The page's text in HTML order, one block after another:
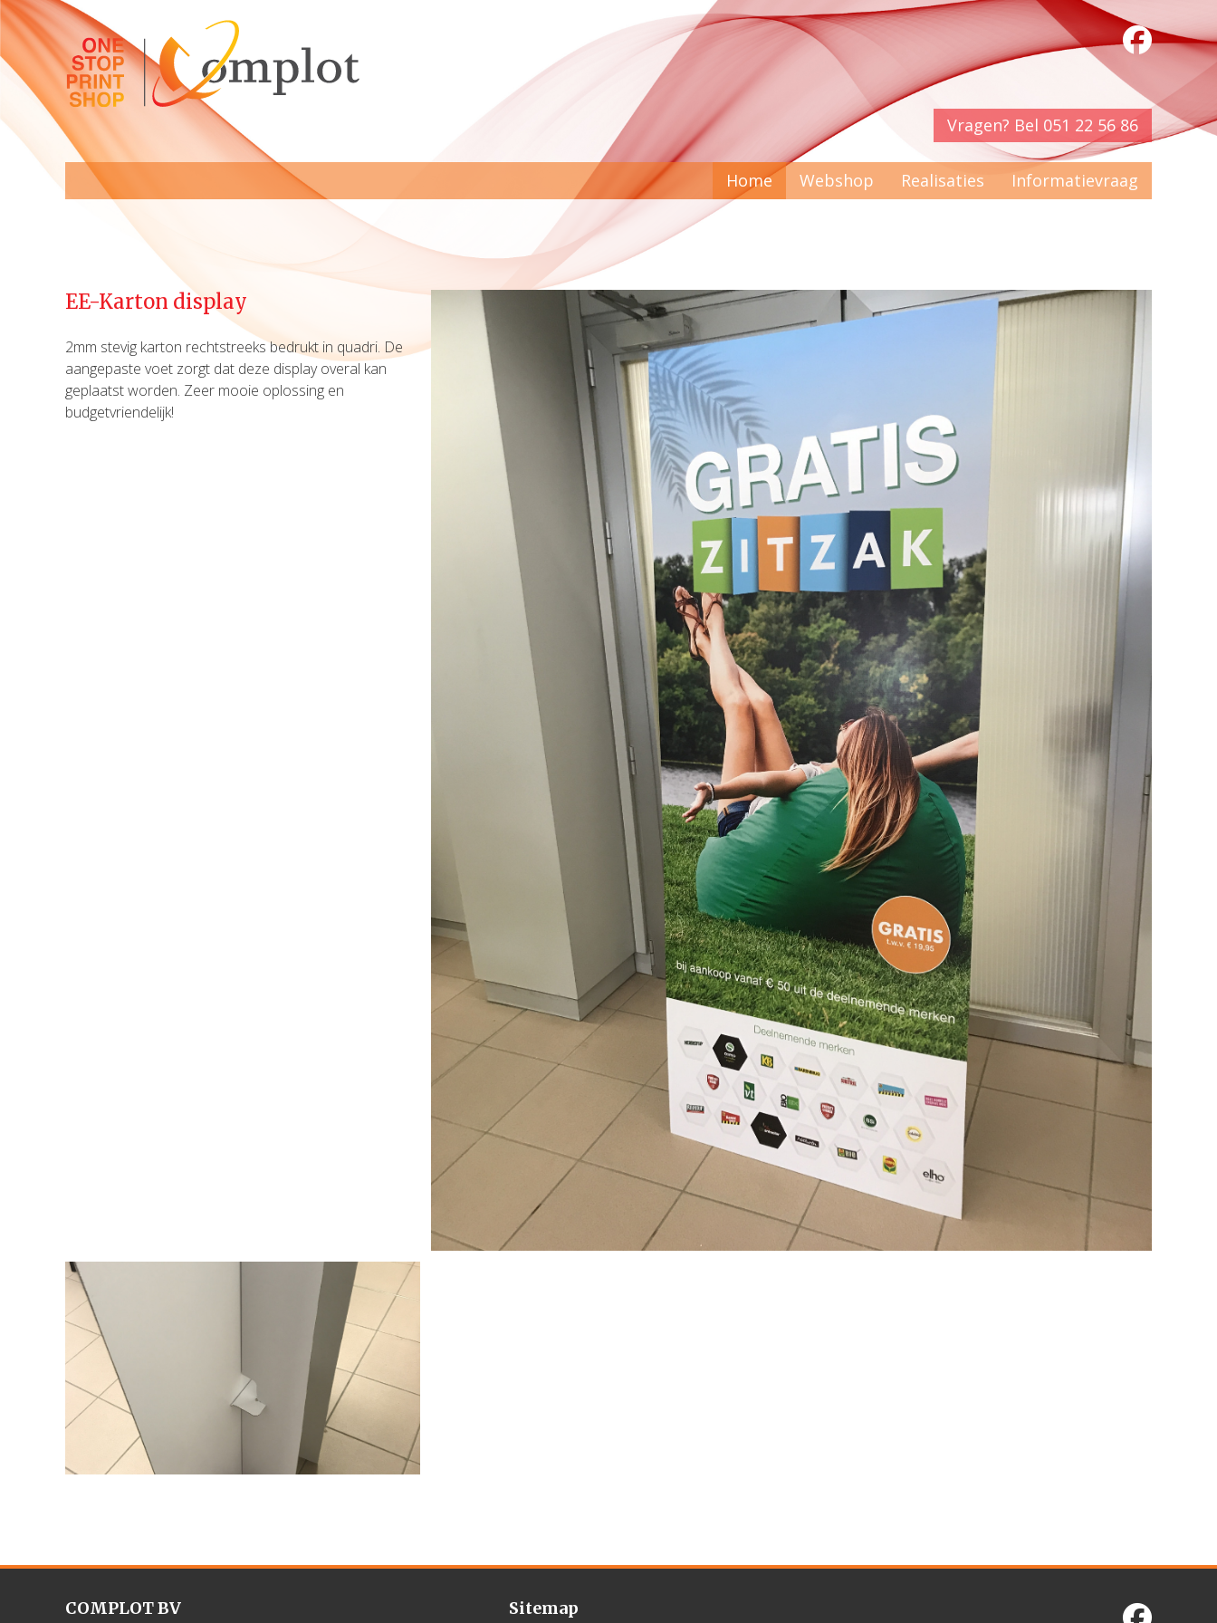
Home Webshop Realisaties Informatievraag
Vragen? Bel 051 22 56 86
EE-Karton display
2mm stevig karton rechtstreeks bedrukt in quadri. De
aangepaste voet zorgt dat deze display overal kan
geplaatst worden. Zeer mooie oplossing en
budgetvriendelijk!
COMPLOT BV Sitemap